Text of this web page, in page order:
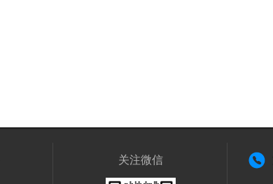
关注微信